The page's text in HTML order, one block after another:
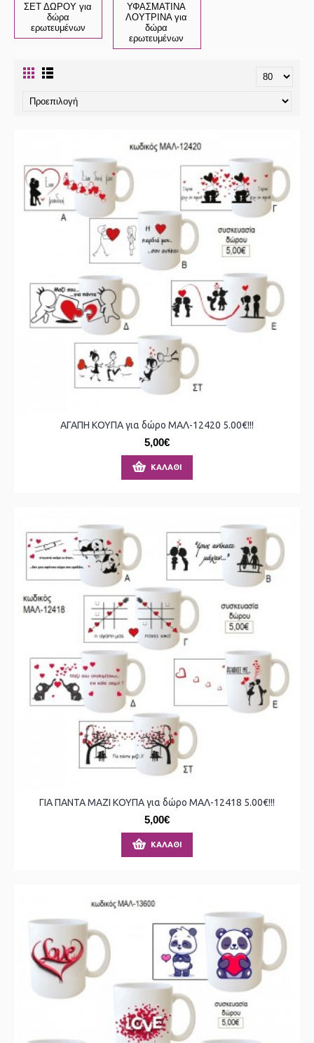
ΣΕΤ ΔΩΡΟΥ για
δώρα
ερωτευμένων
ΥΦΑΣΜΑΤΙΝΑ
ΛΟΥΤΡΙΝΑ για
δώρα
ερωτευμένων
ΑΓΑΠΗ ΚΟΥΠΑ για δώρο ΜΑΛ-12420 5.00€!!!
5,00€
ΚΑΛΆΘΙ
ΓΙΑ ΠΑΝΤΑ ΜΑΖΙ ΚΟΥΠΑ για δώρο ΜΑΛ-12418 5.00€!!!
5,00€
ΚΑΛΆΘΙ